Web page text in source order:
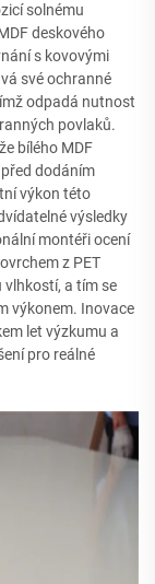
solnému
deskového
s kovovými
své ochranné
odpadá nutnost
povlaků.
bílého MDF
dodáním
výkon této
výsledky
montéři ocení
z PET
a tím se
výkonem. Inovace
let výzkumu a
pro reálné